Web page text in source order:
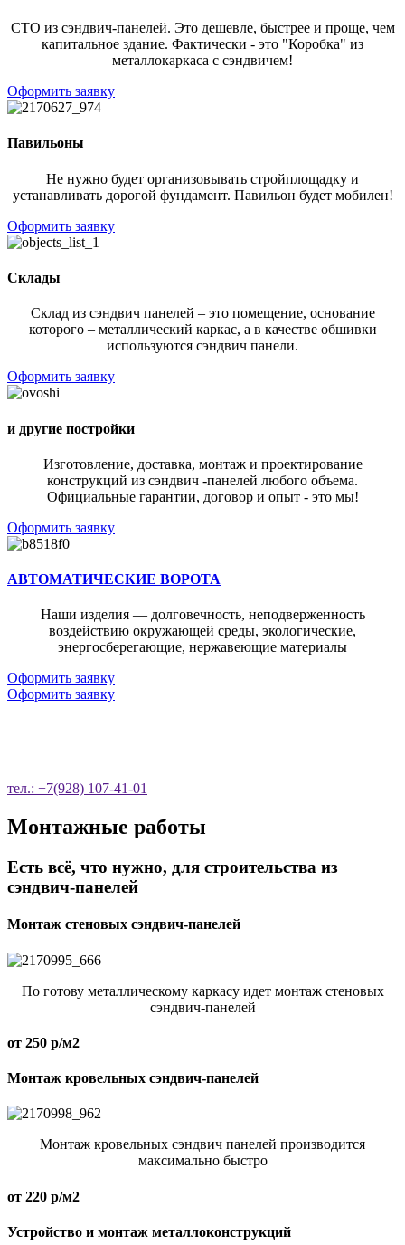
СТО из сэндвич-панелей. Это дешевле, быстрее и проще, чем
капитальное здание. Фактически - это "Коробка" из
металлокаркаса с сэндвичем!
Оформить заявку
Павильоны
Не нужно будет организовывать стройплощадку и
устанавливать дорогой фундамент. Павильон будет мобилен!
Оформить заявку
Склады
Склад из сэндвич панелей – это помещение, основание
которого – металлический каркас, а в качестве обшивки
используются сэндвич панели.
Оформить заявку
и другие постройки
Изготовление, доставка, монтаж и проектирование
конструкций из сэндвич -панелей любого объема.
Официальные гарантии, договор и опыт - это мы!
Оформить заявку
АВТОМАТИЧЕСКИЕ ВОРОТА
Наши изделия — долговечность, неподверженность
воздействию окружающей среды, экологические,
энергосберегающие, нержавеющие материалы
Оформить заявку
Оформить заявку
тел.: +7(928) 107-41-01
Монтажные работы
Есть всё, что нужно, для строительства из
сэндвич-панелей
Монтаж стеновых сэндвич-панелей
По готову металлическому каркасу идет монтаж стеновых
сэндвич-панелей
от 250 р/м2
Монтаж кровельных сэндвич-панелей
Монтаж кровельных сэндвич панелей производится
максимально быстро
от 220 р/м2
Устройство и монтаж металлоконструкций